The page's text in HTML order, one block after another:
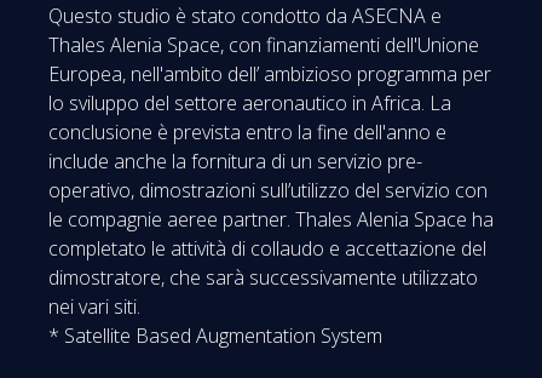
Questo studio è stato condotto da ASECNA e
Thales Alenia Space, con finanziamenti dell'Unione
Europea, nell'ambito dell’ ambizioso programma per
lo sviluppo del settore aeronautico in Africa. La
conclusione è prevista entro la fine dell'anno e
include anche la fornitura di un servizio pre-
operativo, dimostrazioni sull’utilizzo del servizio con
le compagnie aeree partner. Thales Alenia Space ha
completato le attività di collaudo e accettazione del
dimostratore, che sarà successivamente utilizzato
nei vari siti.
* Satellite Based Augmentation System